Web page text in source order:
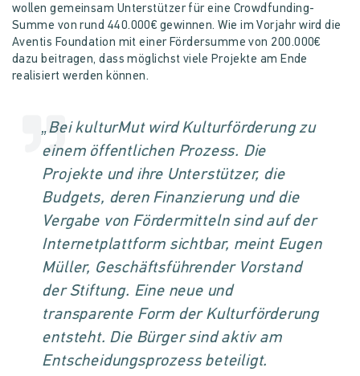
wollen gemeinsam Unterstützer für eine Crowdfunding-
Summe von rund 440.000€ gewinnen. Wie im Vorjahr wird die
Aventis Foundation mit einer Fördersumme von 200.000€
dazu beitragen, dass möglichst viele Projekte am Ende
realisiert werden können.
„Bei kulturMut wird Kulturförderung zu
einem öffentlichen Prozess. Die
Projekte und ihre Unterstützer, die
Budgets, deren Finanzierung und die
Vergabe von Fördermitteln sind auf der
Internetplattform sichtbar, meint Eugen
Müller, Geschäftsführender Vorstand
der Stiftung. Eine neue und
transparente Form der Kulturförderung
entsteht. Die Bürger sind aktiv am
Entscheidungsprozess beteiligt.